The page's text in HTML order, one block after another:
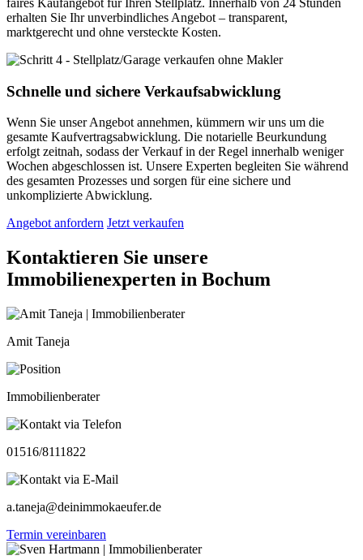
faires Kaufangebot für Ihren Stellplatz. Innerhalb von 24 Stunden
erhalten Sie Ihr unverbindliches Angebot – transparent,
marktgerecht und ohne versteckte Kosten.
Schnelle und sichere Verkaufsabwicklung
Wenn Sie unser Angebot annehmen, kümmern wir uns um die
gesamte Kaufvertragsabwicklung. Die notarielle Beurkundung
erfolgt zeitnah, sodass der Verkauf in der Regel innerhalb weniger
Wochen abgeschlossen ist. Unsere Experten begleiten Sie während
des gesamten Prozesses und sorgen für eine sichere und
unkomplizierte Abwicklung.
Angebot anfordern Jetzt verkaufen
Kontaktieren Sie unsere
Immobilienexperten in Bochum
Amit Taneja
Immobilienberater
01516/8111822
a.taneja@deinimmokaeufer.de
Termin vereinbaren